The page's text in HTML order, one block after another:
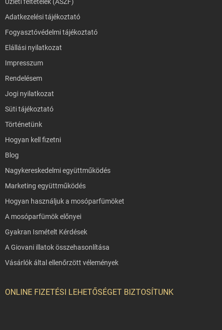
Adatkezelési tájékoztató
Fogyasztóvédelmi tájékoztató
Elállási nyilatkozat
Impresszum
Rendelésem
Jogi nyilatkozat
Süti tájékoztató
Történetünk
Hogyan kell fizetni
Blog
Nagykereskedelmi együttműködés
Marketing együttműködés
Hogyan használjuk a mosóparfümöket
A mosóparfümök előnyei
Gyakran Ismételt Kérdések
A Giovani illatok összehasonlítása
Vásárlók által ellenőrzött vélemények
ONLINE FIZETÉSI LEHETŐSÉGET BIZTOSÍTUNK